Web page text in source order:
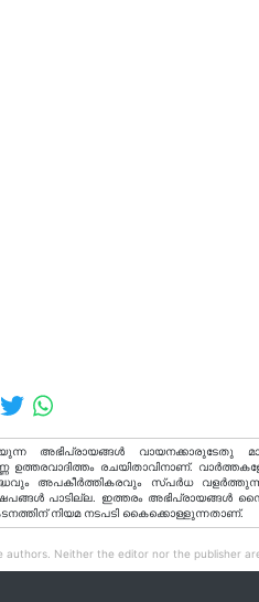
അഭിപ്രായങ്ങള്‍ വായനക്കാരുടേതു
ഉത്തരവാദിത്തം രചയിതാവിനാണ്.
അപകീര്‍ത്തികരവും സ്പര്‍ധ
പാടില്ല. ഇത്തരം അഭിപ്രായങ്ങള്‍
നിയമ നടപടി കൈക്കൊള്ളുന്നതാണ്.
authors. Neither the editor nor the publisher